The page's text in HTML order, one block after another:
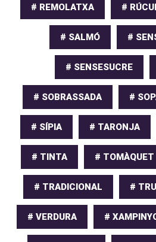
# REMOLATXA #
# SALMÓ #
# SENSESUCRE
# SOBRASSADA #
# SÍPIA # TARONJA
# TINTA # TOMÀQUET
# TRADICIONAL #
# VERDURA #